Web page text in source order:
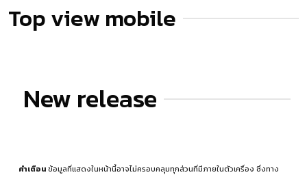
Top view mobile
New release
คำเตือนข้อมูลที่แสดงในหน้านี้อาจไม่ครอบคลุมทุกส่วนที่มีภายในตัวเครื่อง ซึ่งทาง